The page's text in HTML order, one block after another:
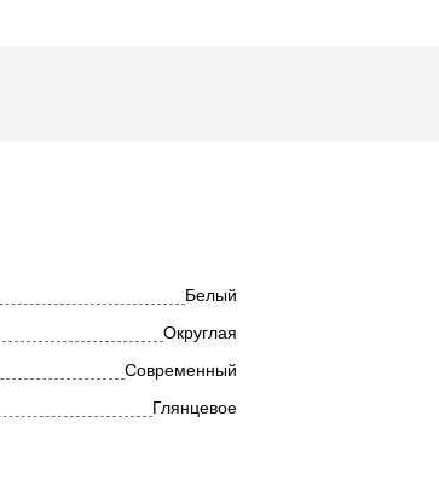
Белый
Округлая
Современный
Глянцевое